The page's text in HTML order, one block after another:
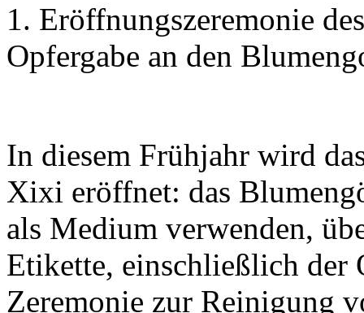
1. Eröffnungszeremonie
Opfergabe an den
In diesem Frühjahr wird
Xixi eröffnet: das
als Medium verwenden,
Etikette, einschließlich der
Zeremonie zur Reinigung